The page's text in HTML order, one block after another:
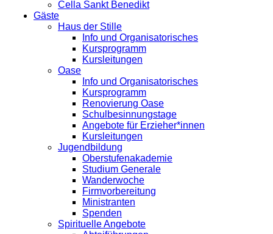
Cella Sankt Benedikt
Gäste
Haus der Stille
Info und Organisatorisches
Kursprogramm
Kursleitungen
Oase
Info und Organisatorisches
Kursprogramm
Renovierung Oase
Schulbesinnungstage
Angebote für Erzieher*innen
Kursleitungen
Jugendbildung
Oberstufenakademie
Studium Generale
Wanderwoche
Firmvorbereitung
Ministranten
Spenden
Spirituelle Angebote